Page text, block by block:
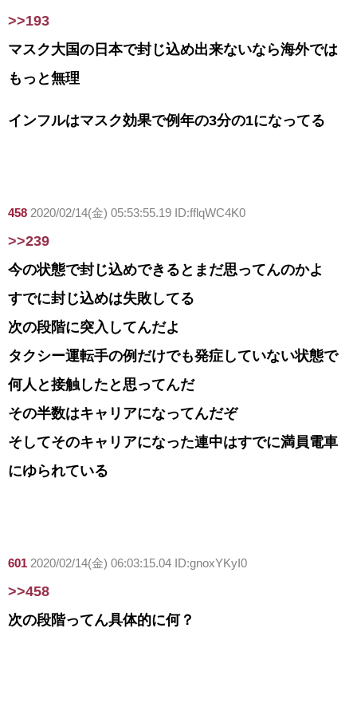
>>193
マスク大国の日本で封じ込め出来ないなら海外では
もっと無理
インフルはマスク効果で例年の3分の1になってる
458 2020/02/14(金) 05:53:55.19 ID:fflqWC4K0
>>239
今の状態で封じ込めできるとまだ思ってんのかよ
すでに封じ込めは失敗してる
次の段階に突入してんだよ
タクシー運転手の例だけでも発症していない状態で
何人と接触したと思ってんだ
その半数はキャリアになってんだぞ
そしてそのキャリアになった連中はすでに満員電車
にゆられている
601 2020/02/14(金) 06:03:15.04 ID:gnoxYKyI0
>>458
次の段階ってん具体的に何？